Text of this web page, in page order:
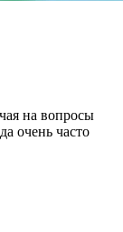
на вопросы
очень часто